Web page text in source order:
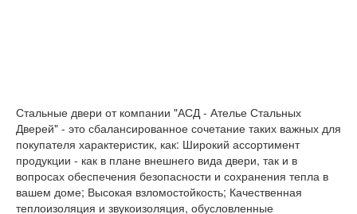
Двери межкомнатные ВФД
Атум ВФД
Атум Про ВФД
Бейсик ВФД
Винтер ВФД
Иннова ВФД
Стальные двери от компании "АСД - Ателье Стальных
Дверей" - это сбалансированное сочетание таких важных для
покупателя характеристик, как: Широкий ассортимент
продукции - как в плане внешнего вида двери, так и в
вопросах обеспечения безопасности и сохранения тепла в
вашем доме; Высокая взломостойкость; Качественная
теплоизоляция и звукоизоляция, обусловленные